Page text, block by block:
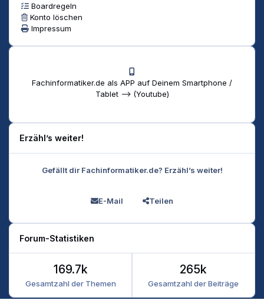
Boardregeln
Konto löschen
Impressum
Fachinformatiker.de als APP auf Deinem Smartphone /
Tablet --> (Youtube)
Erzähl’s weiter!
Gefällt dir Fachinformatiker.de? Erzähl’s weiter!
E-Mail Teilen
Forum-Statistiken
Gesamtzahl der Themen
169.7k
Gesamtzahl der Beiträge
265k